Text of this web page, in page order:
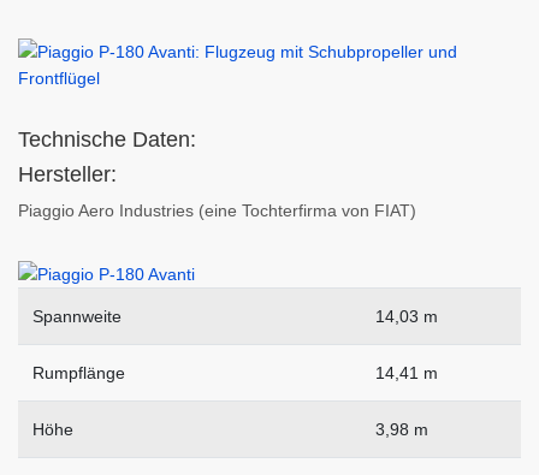
Technische Daten:
Hersteller:
Piaggio Aero Industries (eine Tochterfirma von FIAT)
Spannweite 14,03 m
Rumpflänge 14,41 m
Höhe 3,98 m